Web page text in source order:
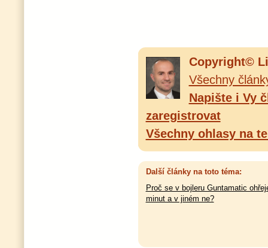
Copyright©
Všechny
Napište i Vy
zaregistrovat
Všechny ohlasy na
Další články na toto téma:
Proč se v bojleru Guntamatic
minut a v jiném ne?